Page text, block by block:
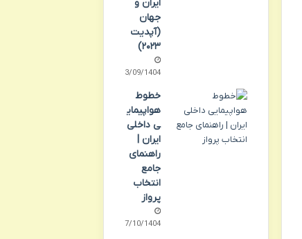
ایران و
جهان
(آپدیت
۲۰۲۳)
23/09/1404
خطوط
هواپیمای
ی داخلی
ایران |
راهنمای
جامع
انتخاب
پرواز
07/10/1404